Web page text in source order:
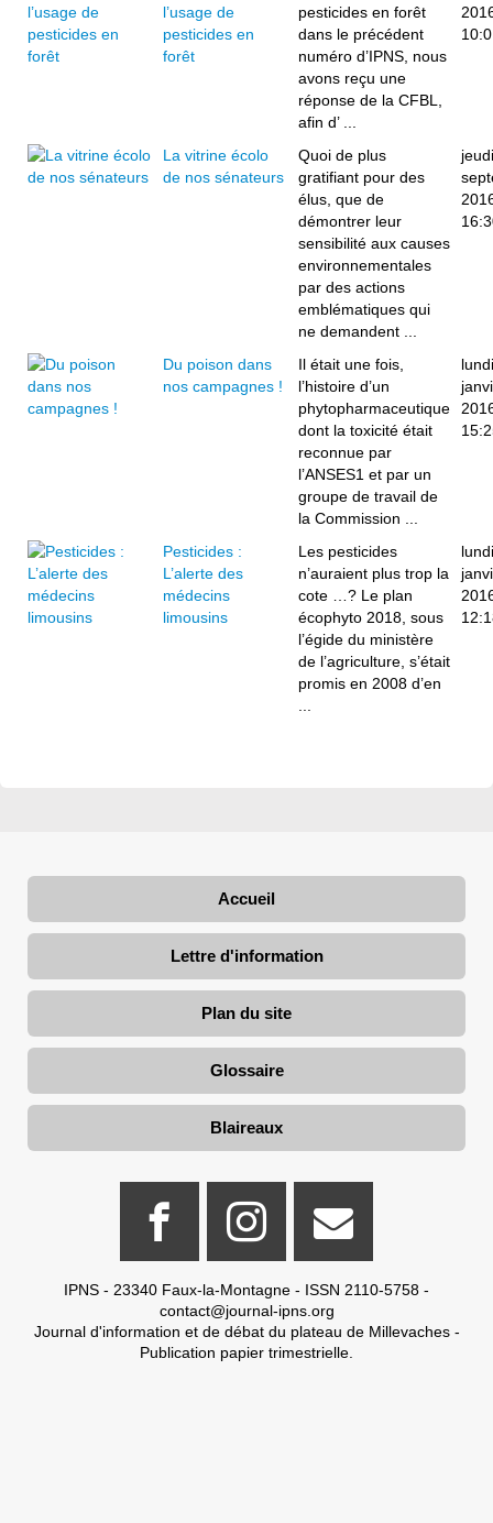
l’usage de
pesticides en
forêt
pesticides en forêt
dans le précédent
numéro d’IPNS, nous
avons reçu une
réponse de la CFBL,
afin d’ ...
La vitrine écolo
de nos sénateurs
Quoi de plus
gratifiant pour des
élus, que de
démontrer leur
sensibilité aux causes
environnementales
par des actions
emblématiques qui
ne demandent ...
Du poison dans
nos campagnes !
Il était une fois,
l’histoire d’un
phytopharmaceutique
dont la toxicité était
reconnue par
l’ANSES1 et par un
groupe de travail de
la Commission ...
Pesticides :
L’alerte des
médecins
limousins
Les pesticides
n’auraient plus trop la
cote …? Le plan
écophyto 2018, sous
l’égide du ministère
de l’agriculture, s’était
promis en 2008 d’en
Accueil
Lettre d'information
Plan du site
Glossaire
Blaireaux
IPNS - 23340 Faux-la-Montagne - ISSN 2110-5758 -
contact@journal-ipns.org
Journal d'information et de débat du plateau de Millevaches -
Publication papier trimestrielle.